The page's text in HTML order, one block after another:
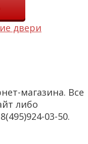
магазина. Все
либо
03-50.